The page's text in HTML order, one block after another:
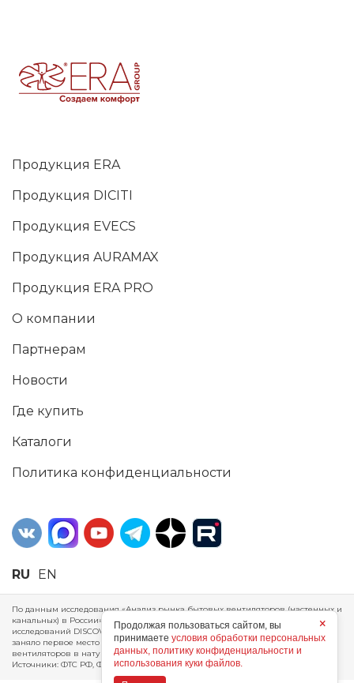
Продукция ERA
Продукция DICITI
Продукция EVECS
Продукция AURAMAX
Продукция ERA PRO
О компании
Партнерам
Новости
Где купить
Каталоги
Политика конфиденциальности
RU EN
По данным исследования «Анализ рынка бытовых вентиляторов (настенных и
канальных) в России», проведенного Агентством маркетинговых
исследований DISCOVERY RESEARCH Group, 2025 г. ERA Group (ООО «ЭРА»)
заняло первое место по производству, объему продаж и экспорту бытовых
вентиляторов в натуральном и стоимостном выражении за 2024 год.
Источники: ФТС РФ, ФСГС РФ, исследования DISCOVERY RESEARCH Group.
×
Продолжая пользоваться сайтом, вы
принимаете условия обработки персональных
данных, политику конфиденциальности и
использования куки файлов.